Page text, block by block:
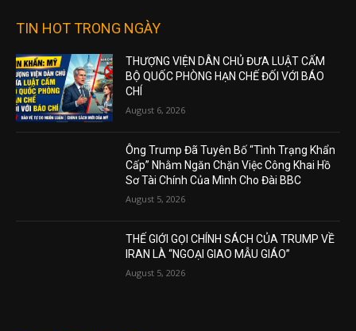
TIN HOT TRONG NGÀY
THƯỢNG VIỆN DÂN CHỦ ĐƯA LUẬT CẤM
BỘ QUỐC PHÒNG HẠN CHẾ ĐỐI VỚI BÁO
CHÍ
August 6, 2026
Ông Trump Đã Tuyên Bố “Tình Trạng Khẩn
Cấp” Nhằm Ngăn Chặn Việc Công Khai Hồ
Sơ Tài Chính Của Mình Cho Đài BBC
August 5, 2026
THẾ GIỚI GỌI CHÍNH SÁCH CỦA TRUMP VỀ
IRAN LÀ “NGOẠI GIAO MẪU GIÁO”
August 5, 2026